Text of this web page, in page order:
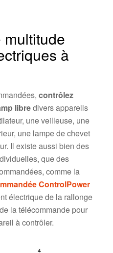
à
contrôlez
libredivers appareils
une veilleuse, une
une lampe de chevet
Il existe aussi bien des
que des
comme la
ControlPower
électrique de la rallonge
la télécommande pour
à contrôler.